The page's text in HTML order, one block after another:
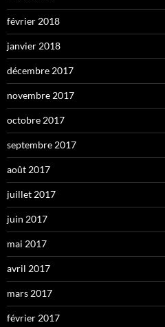
février 2018
janvier 2018
décembre 2017
novembre 2017
octobre 2017
septembre 2017
août 2017
juillet 2017
juin 2017
mai 2017
avril 2017
mars 2017
février 2017